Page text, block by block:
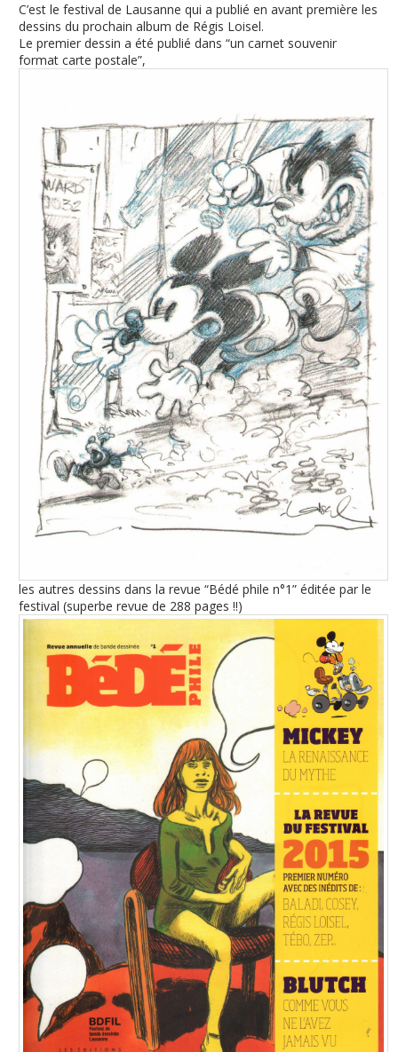
C’est le festival de Lausanne qui a publié en avant première les
dessins du prochain album de Régis Loisel.
Le premier dessin a été publié dans “un carnet souvenir
format carte postale”,
les autres dessins dans la revue “Bédé phile n°1” éditée par le
festival (superbe revue de 288 pages !!)